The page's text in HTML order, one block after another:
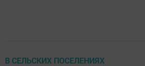
В СЕЛЬСКИХ ПОСЕЛЕНИЯХ